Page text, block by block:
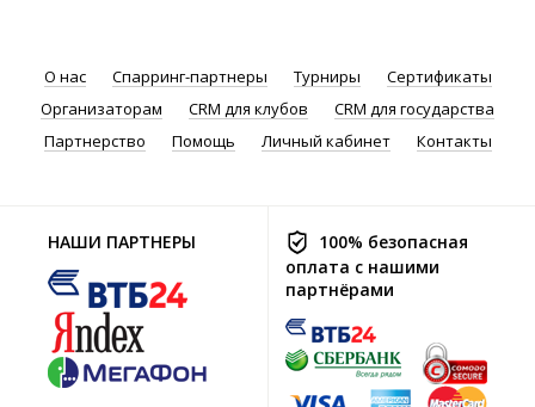
О нас Спарринг-партнеры Турниры
Сертификаты
Организаторам
CRM для клубов
CRM для государства
Партнерство
Помощь Личный кабинет Контакты
НАШИ ПАРТНЕРЫ
100% безопасная
оплата с нашими
партнёрами